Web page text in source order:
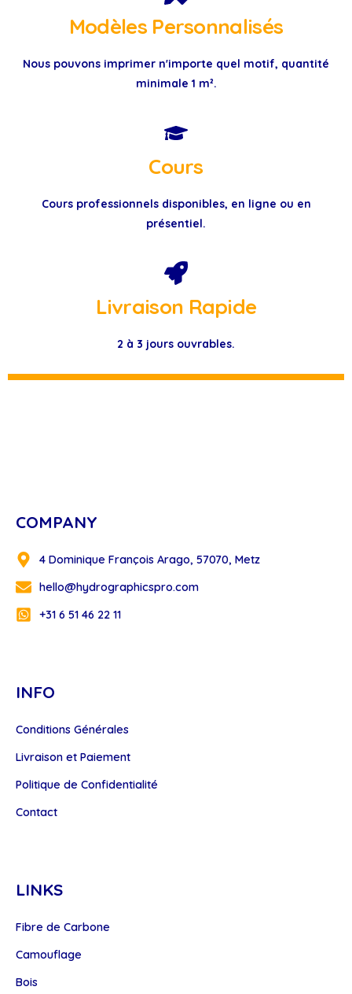
Modèles Personnalisés
Nous pouvons imprimer n'importe quel motif, quantité
minimale 1 m².
Cours
Cours professionnels disponibles, en ligne ou en
présentiel.
Livraison Rapide
2 à 3 jours ouvrables.
COMPANY
4 Dominique François Arago, 57070, Metz
hello@hydrographicspro.com
+31 6 51 46 22 11
INFO
Conditions Générales
Livraison et Paiement
Politique de Confidentialité
Contact
LINKS
Fibre de Carbone
Camouflage
Bois